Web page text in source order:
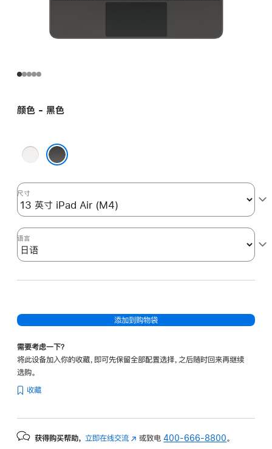
颜色 - 黑色
白
尺寸
语言
添加到购物袋
需要考虑一下？
将此设备加入你的收藏，即可先保留全部配置选择，之后随时回来再继续
选购。
收藏
获得购买帮助， 立即在线交流 (在 或致电400-666-8800。